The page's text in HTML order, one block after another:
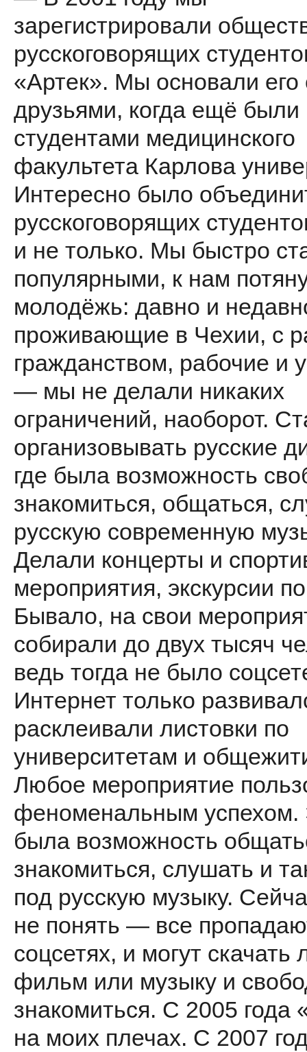
зарегистрировали
русскоговорящих
«Артек». Мы основали его
друзьями, когда ещё были
студентами медицинского
факультета Карлова
Интересно было
русскоговорящих
и не только. Мы быстро
популярными, к нам
молодёжь: давно и
проживающие в Чехии, с
гражданством, рабочие и
— мы не делали никаких
ограничений, наоборот.
организовывать русские
где была возможность
знакомиться, общаться,
русскую современную
Делали концерты и
мероприятия, экскурсии
Бывало, на свои
собирали до двух тысяч
ведь тогда не было
Интернет только
расклеивали листовки по
университетам и
Любое мероприятие
феноменальным успехом.
была возможность
знакомиться, слушать и
под русскую музыку.
не понять — все
соцсетях, и могут скачать
фильм или музыку и
знакомиться. С 2005 года
на моих плечах. С 2007